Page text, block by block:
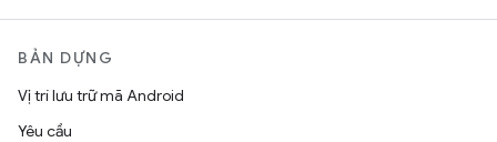
BẢN DỰNG
Vị trí lưu trữ mã Android
Yêu cầu